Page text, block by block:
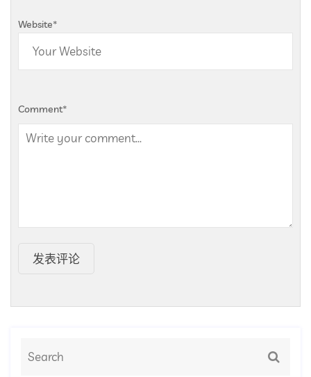
Website*
Comment*
发表评论